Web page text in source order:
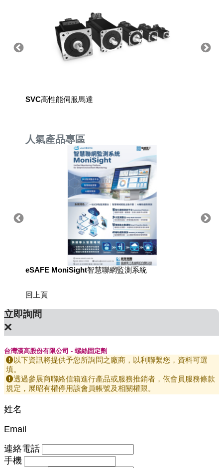
SVC高性能伺服馬達
人氣產品專區
eSAFE MoniSight智慧聯網監測系統
回上頁
立即詢問
×
台灣漢高股份有限公司 - 螺絲固定劑
以下資訊將提供予您所詢問之廠商，以利聯繫您，資料可選
填。
透過參展商聯絡信箱進行產品或服務推銷者，依會員服務條款
規定，展昭有權停用該會員帳號及相關權限。
姓名
Email
連絡電話
手機